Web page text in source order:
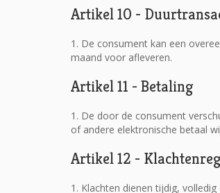
Artikel 10 -
1. De consument kan een
maand voor afleveren.
Artikel 11 - Betaling
1. De door de consument
of andere elektronische betaal
Artikel 12 -
1. Klachten dienen tijdig,